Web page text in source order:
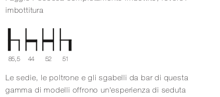
imbottitura
85,5 44 52 51
Le sedie, le poltrone e gli sgabelli da bar di questa
gamma di modelli offrono un'esperienza di seduta